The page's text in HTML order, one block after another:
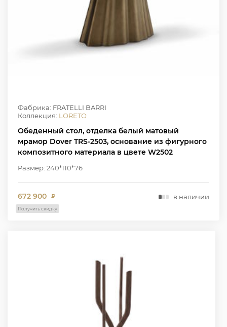
Фабрика: FRATELLI BARRI
Коллекция: LORETO
Обеденный стол, отделка белый матовый
мрамор Dover TRS-2503, основание из фигурного
композитного материала в цвете W2502
Размер: 240*110*76
672 900 ₽ в наличии
Получить скидку